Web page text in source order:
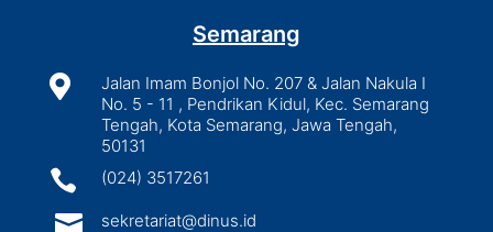
Semarang

Jalan Imam Bonjol No. 207 & Jalan Nakula I
No. 5 - 11 , Pendrikan Kidul, Kec. Semarang
Tengah, Kota Semarang, Jawa Tengah,
50131
 (024) 3517261
 sekretariat@dinus.id